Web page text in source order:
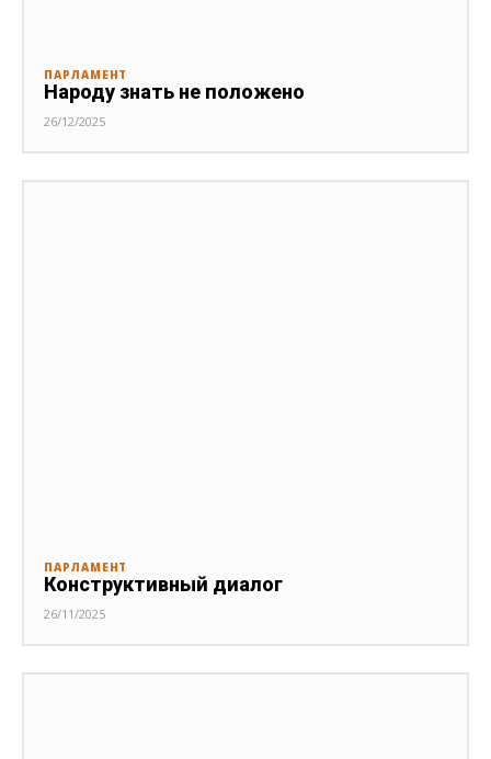
ПАРЛАМЕНТ
Народу знать не положено
26/12/2025
ПАРЛАМЕНТ
Конструктивный диалог
26/11/2025